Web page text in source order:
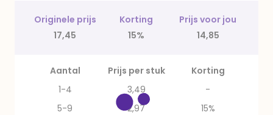
Originele prijs Korting
Prijs voor jou
17,45
15% 14,85
Aantal Prijs per stuk
Korting
1-4
3,49
-
5-9
2,97
15%